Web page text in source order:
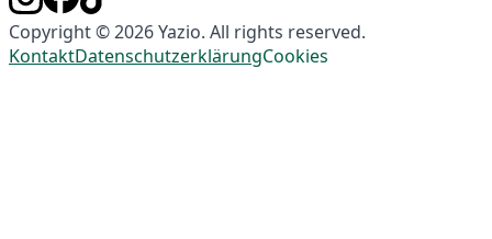
Copyright © 2026 Yazio. All rights reserved.
KontaktDatenschutzerklärungCookies